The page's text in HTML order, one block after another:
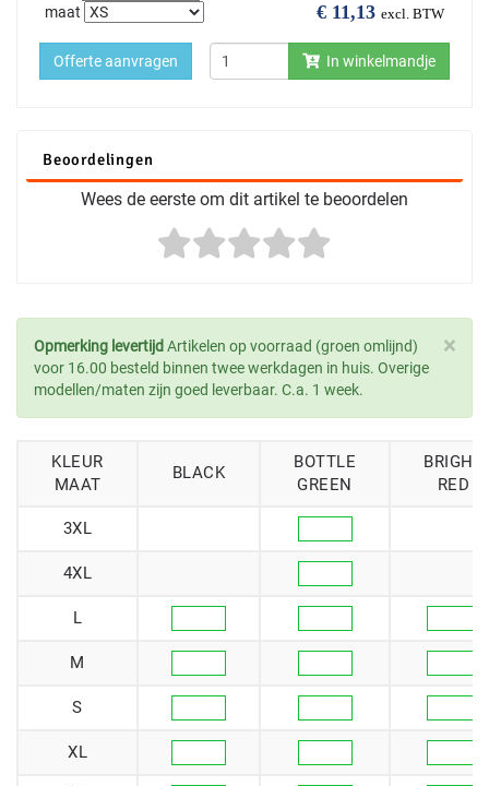
€ 11,13 excl. BTW
maat
In winkelmandje
Offerte aanvragen
Beoordelingen
Wees de eerste om dit artikel te beoordelen
×
Opmerking levertijd Artikelen op voorraad (groen omlijnd)
voor 16.00 besteld binnen twee werkdagen in huis. Overige
modellen/maten zijn goed leverbaar. C.a. 1 week.
KLEUR
MAAT
BLACK
BOTTLE
GREEN
BRIGHT
RED
3XL
4XL
L
M
S
XL